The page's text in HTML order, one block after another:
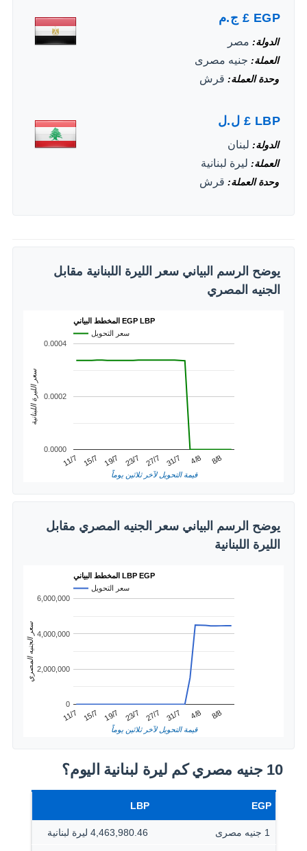
EGP
£ ج.م
الدولة مصر
العملة جنيه مصرى
وحدة العملة قرش
LBP
£ ل.ل
الدولة لبنان
العملة ليرة لبنانية
وحدة العملة قرش
يوضح الرسم البياني سعر الليرة اللبنانية مقابل
الجنيه المصري
المخطط البياني EGP LBP
سعر التحويل
11/7 15/7 19/7 23/7 27/7 31/7 4/8 8/8
0.0000
0.0002
0.0004
قيمة التحويل لآخر ثلاثين يوماً
سعر الليرة اللبنانية
يوضح الرسم البياني سعر الجنيه المصري مقابل
الليرة اللبنانية
المخطط البياني LBP EGP
سعر التحويل
11/7 15/7 19/7 23/7 27/7 31/7 4/8 8/8
0
2,000,000
4,000,000
6,000,000
قيمة التحويل لآخر ثلاثين يوماً
سعر الجنيه المصري
10 جنيه مصري كم ليرة لبنانية اليوم؟
EGP
LBP
1 جنيه مصرى 4,463,980.46 ليرة لبنانية